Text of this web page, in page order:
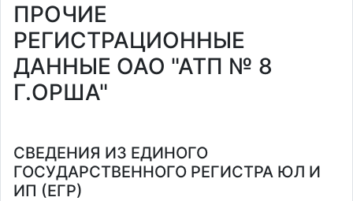
ПРОЧИЕ
РЕГИСТРАЦИОННЫЕ
ДАННЫЕ ОАО "АТП № 8
Г.ОРША"
СВЕДЕНИЯ ИЗ ЕДИНОГО
ГОСУДАРСТВЕННОГО РЕГИСТРА ЮЛ И
ИП (ЕГР)